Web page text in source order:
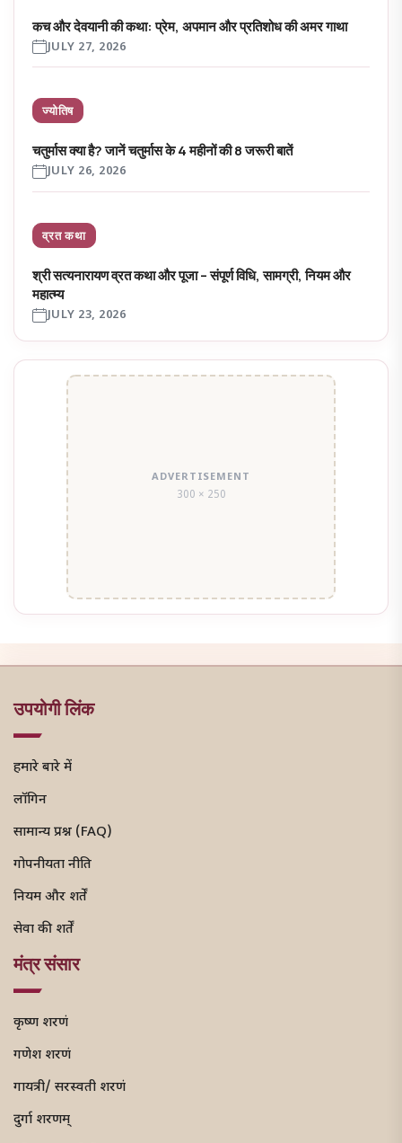
कच और देवयानी की कथा: प्रेम, अपमान और प्रतिशोध की अमर गाथा
JULY 27, 2026
ज्योतिष
चतुर्मास क्या है? जानें चतुर्मास के 4 महीनों की 8 जरूरी बातें
JULY 26, 2026
व्रत कथा
श्री सत्यनारायण व्रत कथा और पूजा – संपूर्ण विधि, सामग्री, नियम और
महात्म्य
JULY 23, 2026
ADVERTISEMENT
300 × 250
उपयोगी लिंक
हमारे बारे में
लॉगिन
सामान्य प्रश्न (FAQ)
गोपनीयता नीति
नियम और शर्तें
सेवा की शर्तें
मंत्र संसार
कृष्ण शरणं
गणेश शरणं
गायत्री/ सरस्वती शरणं
दुर्गा शरणम्